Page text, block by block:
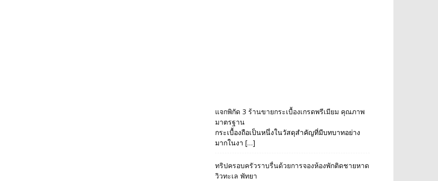
แจกพิกัด 3 ร้านขายกระเบื้องเกรดพรีเมียม คุณภาพ
มาตรฐาน
กระเบื้องถือเป็นหนึ่งในวัสดุสำคัญที่มีบทบาทอย่าง
มากในงา […]
ทริปครอบครัวราบรื่นด้วยการจองห้องพักติดชายหาด
วิวทะเล พัทยา